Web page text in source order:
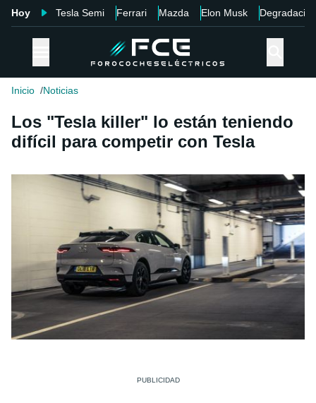
Hoy Tesla Semi Ferrari Mazda Elon Musk Degradación
Inicio Noticias
Los "Tesla killer" lo están teniendo
difícil para competir con Tesla